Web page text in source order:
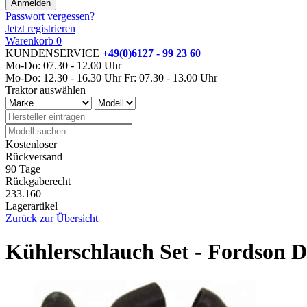
Passwort vergessen?
Jetzt registrieren
Warenkorb 0
KUNDENSERVICE +49(0)6127 - 99 23 60
Mo-Do: 07.30 - 12.00 Uhr
Mo-Do: 12.30 - 16.30 Uhr Fr: 07.30 - 13.00 Uhr
Traktor auswählen
Kostenloser
Rückversand
90 Tage
Rückgaberecht
233.160
Lagerartikel
Zurück zur Übersicht
Kühlerschlauch Set - Fordson